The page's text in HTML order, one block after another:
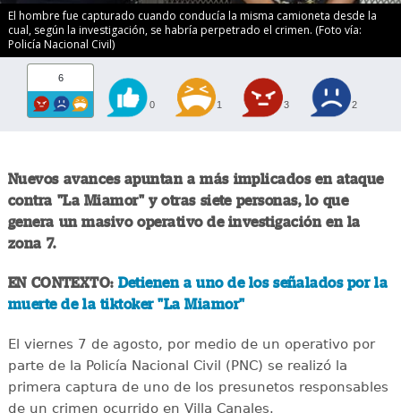
El hombre fue capturado cuando conducía la misma camioneta desde la
cual, según la investigación, se habría perpetrado el crimen. (Foto vía:
Policía Nacional Civil)
6
0 1 3 2
Nuevos avances apuntan a más implicados en ataque
contra "La Miamor" y otras siete personas, lo que
genera un masivo operativo de investigación en la
zona 7.
EN CONTEXTO: Detienen a uno de los señalados por la
muerte de la tiktoker "La Miamor"
El viernes 7 de agosto, por medio de un operativo por
parte de la Policía Nacional Civil (PNC) se realizó la
primera captura de uno de los presunetos responsables
de un crimen ocurrido en Villa Canales.